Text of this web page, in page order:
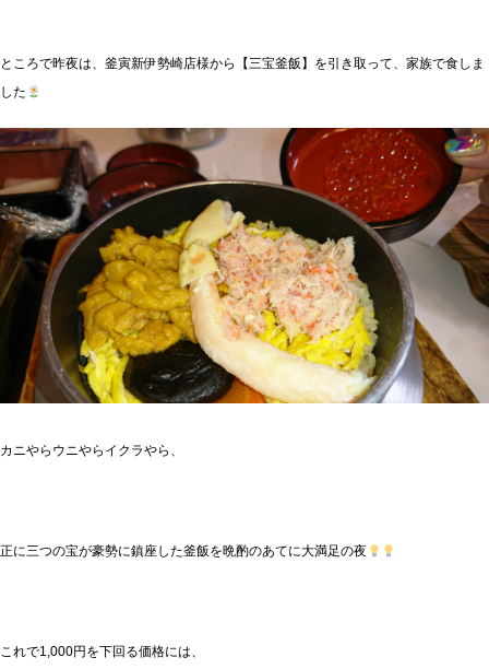
ところで昨夜は、釜寅新伊勢崎店様から【三宝釜飯】を引き取って、家族で食しま
した
カニやらウニやらイクラやら、
正に三つの宝が豪勢に鎮座した釜飯を晩酌のあてに大満足の夜
これで1,000円を下回る価格には、